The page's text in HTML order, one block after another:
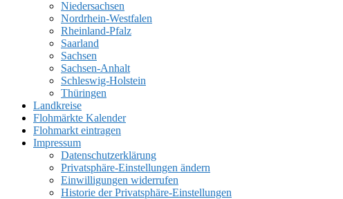
Niedersachsen
Nordrhein-Westfalen
Rheinland-Pfalz
Saarland
Sachsen
Sachsen-Anhalt
Schleswig-Holstein
Thüringen
Landkreise
Flohmärkte Kalender
Flohmarkt eintragen
Impressum
Datenschutzerklärung
Privatsphäre-Einstellungen ändern
Einwilligungen widerrufen
Historie der Privatsphäre-Einstellungen